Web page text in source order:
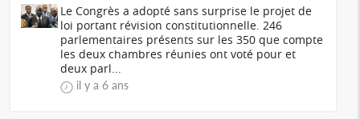
Le Congrès a adopté sans surprise le projet de
loi portant révision constitutionnelle. 246
parlementaires présents sur les 350 que compte
les deux chambres réunies ont voté pour et
deux parl...
il y a 6 ans